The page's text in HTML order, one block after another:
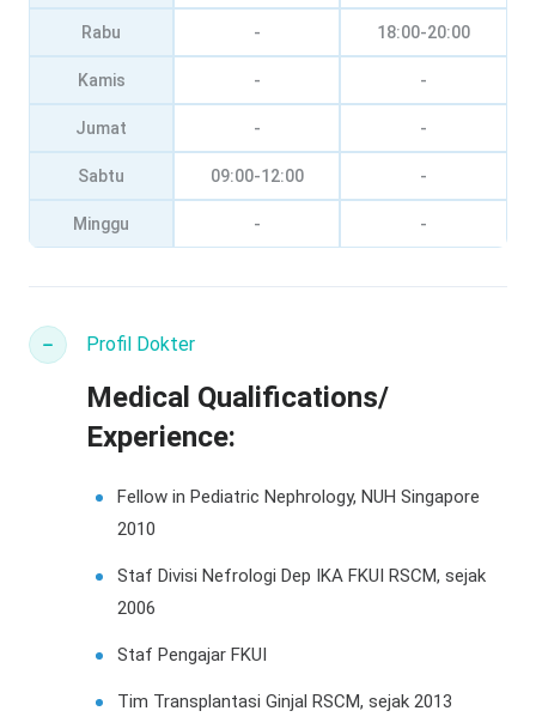
Rabu - 18:00-20:00
Kamis - -
Jumat - -
Sabtu 09:00-12:00 -
Minggu - -
Profil Dokter
Medical Qualifications/
Experience:
Fellow in Pediatric Nephrology, NUH Singapore
2010
Staf Divisi Nefrologi Dep IKA FKUI RSCM, sejak
2006
Staf Pengajar FKUI
Tim Transplantasi Ginjal RSCM, sejak 2013